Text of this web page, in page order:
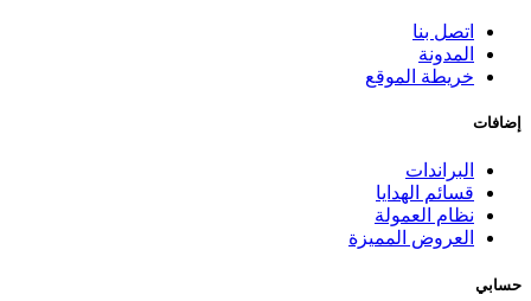
اتصل بنا
المدونة
خريطة الموقع
إضافات
البراندات
قسائم الهدايا
نظام العمولة
العروض المميزة
حسابي